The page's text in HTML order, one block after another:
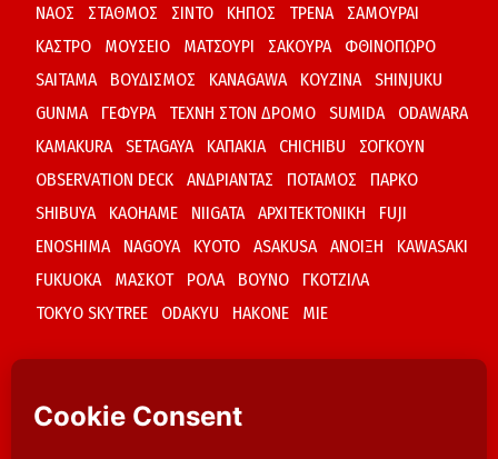
ΝΑΟΣ ΣΤΑΘΜΟΣ ΣΙΝΤΟ ΚΗΠΟΣ ΤΡΕΝΑ
ΣΑΜΟΥΡΑΙ
ΚΑΣΤΡΟ
ΜΟΥΣΕΙΟ ΜΑΤΣΟΥΡΙ ΣΑΚΟΥΡΑ
ΦΘΙΝΟΠΩΡΟ
SAITAMA
ΒΟΥΔΙΣΜΟΣ KANAGAWA ΚΟΥΖΙΝΑ
SHINJUKU
GUNMA
ΓΕΦΥΡΑ ΤΕΧΝΗ ΣΤΟΝ ΔΡΟΜΟ SUMIDA
ODAWARA
KAMAKURA
SETAGAYA ΚΑΠΑΚΙΑ CHICHIBU
ΣΟΓΚΟΥΝ
OBSERVATION DECK
ΑΝΔΡΙΑΝΤΑΣ ΠΟΤΑΜΟΣ
ΠΑΡΚΟ
SHIBUYA
KAOHAME NIIGATA ΑΡΧΙΤΕΚΤΟΝΙΚΗ
FUJI
ENOSHIMA
NAGOYA KYOTO ASAKUSA ΑΝΟΙΞΗ
KAWASAKI
FUKUOKA
ΜΑΣΚΟΤ ΡΟΛΑ ΒΟΥΝΟ
ΓΚΟΤΖΙΛΑ
TOKYO SKYTREE
ODAKYU HAKONE MIE